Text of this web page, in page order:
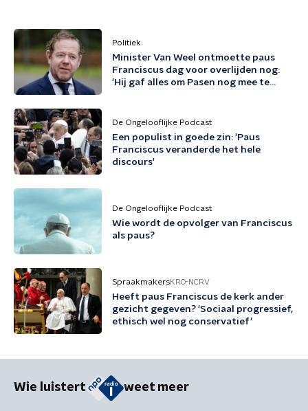
Politiek
Minister Van Weel ontmoette paus
Franciscus dag voor overlijden nog:
'Hij gaf alles om Pasen nog mee te
De Ongelooflijke Podcast
Een populist in goede zin: 'Paus
Franciscus veranderde het hele
discours'
De Ongelooflijke Podcast
Wie wordt de opvolger van Franciscus
als paus?
SpraakmakersKRO-NCRV
Heeft paus Franciscus de kerk ander
gezicht gegeven? 'Sociaal progressief,
ethisch wel nog conservatief'
Wie luistert weet meer